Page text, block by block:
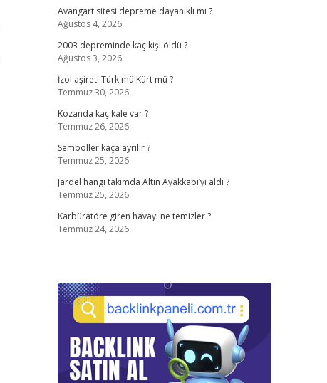
Avangart sitesi depreme dayanıklı mı ?
Ağustos 4, 2026
2003 depreminde kaç kişi öldü ?
Ağustos 3, 2026
İzol aşireti Türk mü Kürt mü ?
Temmuz 30, 2026
Kozanda kaç kale var ?
Temmuz 26, 2026
Semboller kaça ayrılır ?
Temmuz 25, 2026
Jardel hangi takımda Altın Ayakkabı’yı aldı ?
Temmuz 25, 2026
Karbüratöre giren havayı ne temizler ?
Temmuz 24, 2026